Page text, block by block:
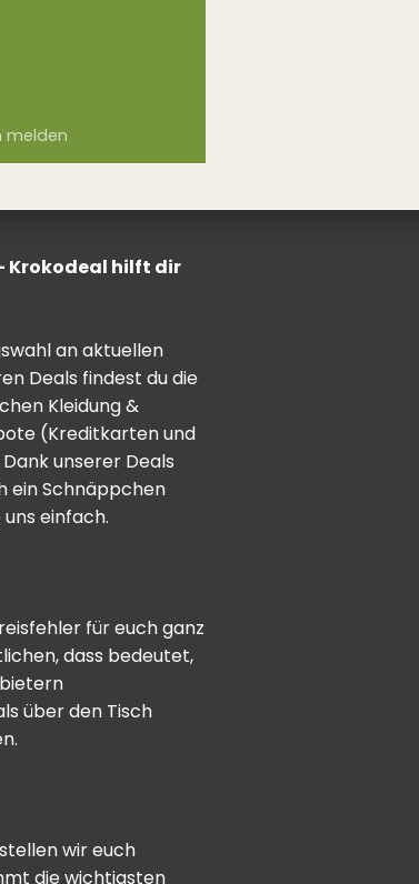
melden
Krokodeal hilft dir
an aktuellen
Deals findest du die
Kleidung &
(Kreditkarten und
unserer Deals
ein Schnäppchen
uns einfach.
für euch ganz
dass bedeutet,
über den Tisch
wir euch
die wichtigsten